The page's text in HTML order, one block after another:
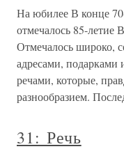
На юбилее В конце
отмечалось 85-летие
Отмечалось широко,
адресами,
речами, которые,
разнообразием.
31: Речь